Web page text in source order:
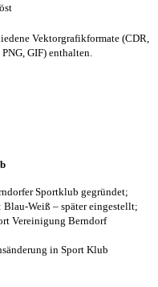
Vektorgrafikformate (CDR,
GIF) enthalten.
Sportklub gegründet;
Blau-Weiß – später eingestellt;
Vereinigung Berndorf
in Sport Klub